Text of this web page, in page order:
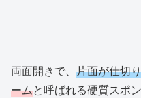
両面開きで、 片面が仕切り
ームと呼ばれる硬質スポ